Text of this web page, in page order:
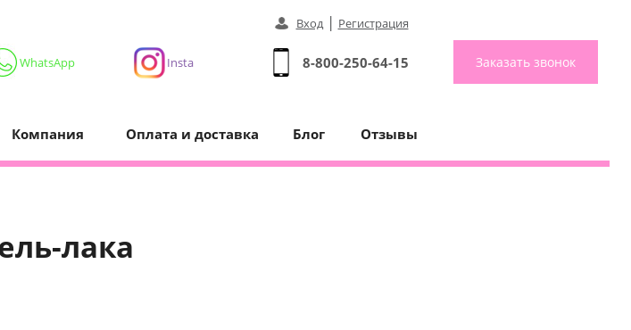
WhatsApp Insta 8-800-250-64-15
Вход| Регистрация
Заказать звонок
Компания Оплата и доставка Блог Отзывы
лака